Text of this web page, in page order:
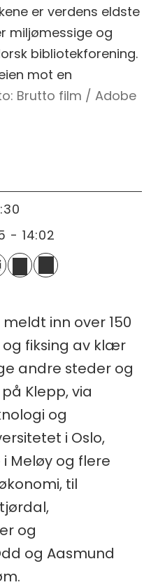
er verdens eldste
miljømessige og
bibliotekforening.
mot en
Brutto film / Adobe
- 14:02
inn over 150
fiksing av klær
andre steder og
Klepp, via
og
i Oslo,
Meløy og flere
til
og
og Aasmund